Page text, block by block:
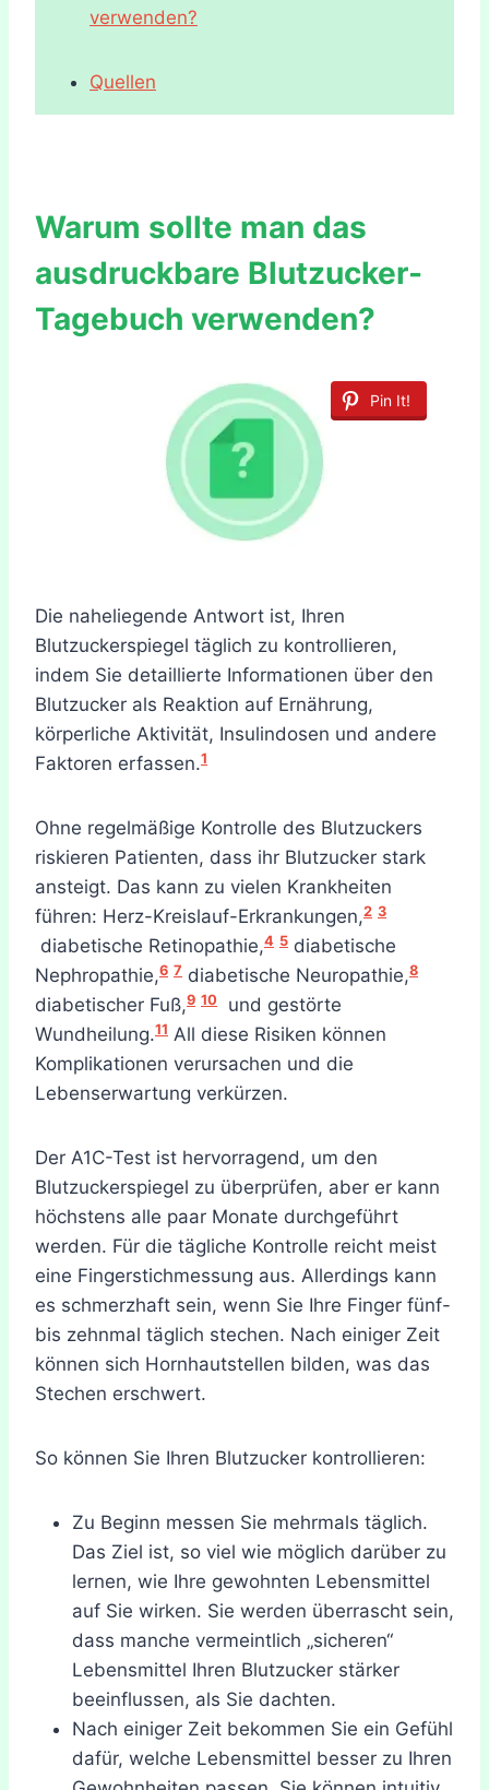
verwenden?
Quellen
Warum sollte man das
ausdruckbare Blutzucker-
Tagebuch verwenden?
Pin It!
Die naheliegende Antwort ist, Ihren
Blutzuckerspiegel täglich zu kontrollieren,
indem Sie detaillierte Informationen über den
Blutzucker als Reaktion auf Ernährung,
körperliche Aktivität, Insulindosen und andere
Faktoren erfassen.1
Ohne regelmäßige Kontrolle des Blutzuckers
riskieren Patienten, dass ihr Blutzucker stark
ansteigt. Das kann zu vielen Krankheiten
führen: Herz-Kreislauf-Erkrankungen,2 3
diabetische Retinopathie,4 5 diabetische
Nephropathie,6 7 diabetische Neuropathie,8
diabetischer Fuß,9 10
und gestörte
Wundheilung.11 All diese Risiken können
Komplikationen verursachen und die
Lebenserwartung verkürzen.
Der A1C-Test ist hervorragend, um den
Blutzuckerspiegel zu überprüfen, aber er kann
höchstens alle paar Monate durchgeführt
werden. Für die tägliche Kontrolle reicht meist
eine Fingerstichmessung aus. Allerdings kann
es schmerzhaft sein, wenn Sie Ihre Finger fünf-
bis zehnmal täglich stechen. Nach einiger Zeit
können sich Hornhautstellen bilden, was das
Stechen erschwert.
So können Sie Ihren Blutzucker kontrollieren:
Zu Beginn messen Sie mehrmals täglich.
Das Ziel ist, so viel wie möglich darüber zu
lernen, wie Ihre gewohnten Lebensmittel
auf Sie wirken. Sie werden überrascht sein,
dass manche vermeintlich „sicheren“
Lebensmittel Ihren Blutzucker stärker
beeinflussen, als Sie dachten.
Nach einiger Zeit bekommen Sie ein Gefühl
dafür, welche Lebensmittel besser zu Ihren